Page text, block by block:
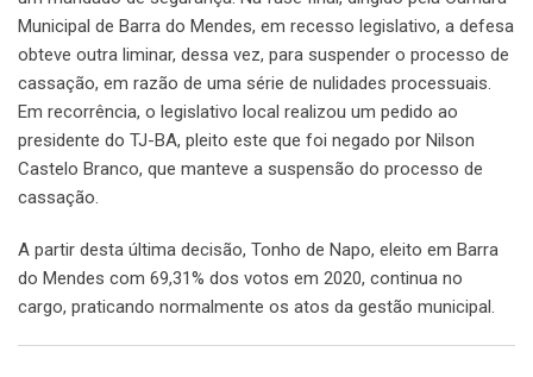
Municipal de Barra do Mendes, em recesso legislativo, a defesa
obteve outra liminar, dessa vez, para suspender o processo de
cassação, em razão de uma série de nulidades processuais.
Em recorrência, o legislativo local realizou um pedido ao
presidente do TJ-BA, pleito este que foi negado por Nilson
Castelo Branco, que manteve a suspensão do processo de
cassação.
A partir desta última decisão, Tonho de Napo, eleito em Barra
do Mendes com 69,31% dos votos em 2020, continua no
cargo, praticando normalmente os atos da gestão municipal.